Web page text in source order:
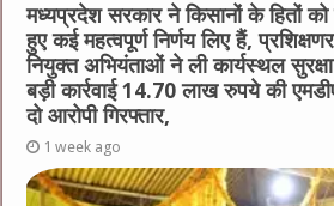
मध्यप्रदेश सरकार ने किसानों के हितों को
हुए कई महत्वपूर्ण निर्णय लिए हैं,
नियुक्त अभियंताओं ने ली कार्यस्थल
बड़ी कार्रवाई 14.70 लाख रुपये की
दो आरोपी गिरफ्तार,
1 week ago